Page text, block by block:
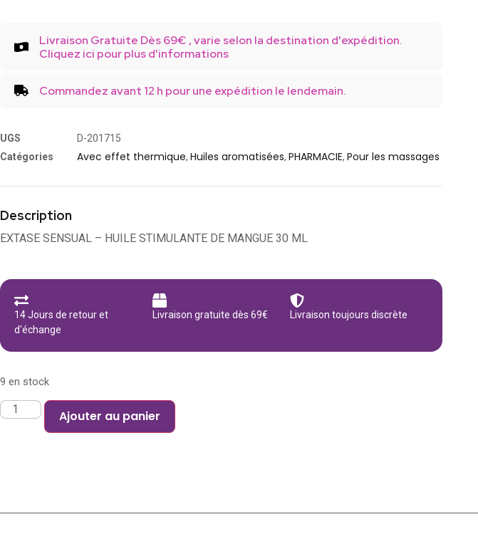
Livraison Gratuite Dès 69€ , varie selon la destination d'expédition.
Cliquez ici pour plus d'informations
Commandez avant 12 h pour une expédition le lendemain.
UGS
D-201715
Catégories
Avec effet thermique, Huiles aromatisées, PHARMACIE, Pour les massages
Description
EXTASE SENSUAL – HUILE STIMULANTE DE MANGUE 30 ML
14 Jours de retour et
d'échange
Livraison gratuite dès 69€ Livraison toujours discrète
9 en stock
Ajouter au panier